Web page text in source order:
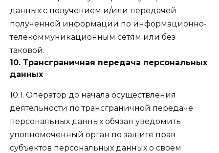
данных с получением и/или передачей
полученной информации по информационно-
телекоммуникационным сетям или без
таковой.
10. Трансграничная передача персональных
данных
10.1. Оператор до начала осуществления
деятельности по трансграничной передаче
персональных данных обязан уведомить
уполномоченный орган по защите прав
субъектов персональных данных о своем